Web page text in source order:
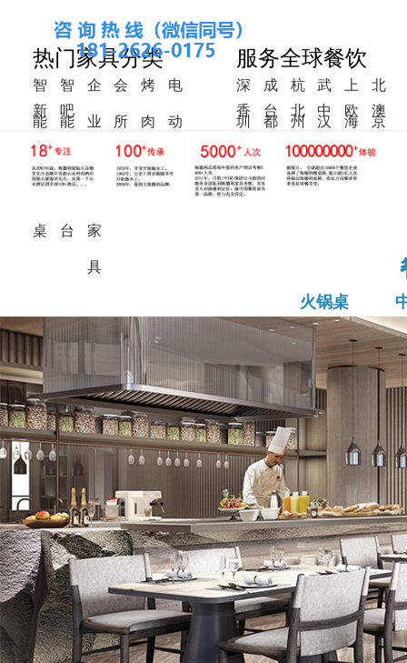
热门家具分类
智
能
火
桌
智
能
调
台
企
业
家
具
会
所
家
烤
肉
桌
电
动
新
中
式
吧
椅
服务全球餐饮
深
圳
成
都
杭
州
武
汉
上
海
北
京
香
港
台 北
美
中
东
欧
洲
澳
洲
火锅桌